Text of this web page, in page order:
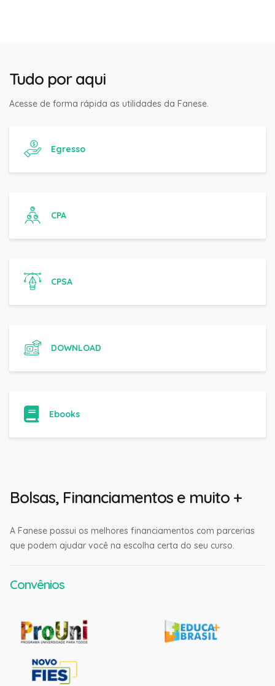
Tudo por aqui
Acesse de forma rápida as utilidades da Fanese.
Egresso
CPA
CPSA
DOWNLOAD
Ebooks
Bolsas, Financiamentos e muito +
A Fanese possui os melhores financiamentos com parcerias
que podem ajudar você na escolha certa do seu curso.
Convênios